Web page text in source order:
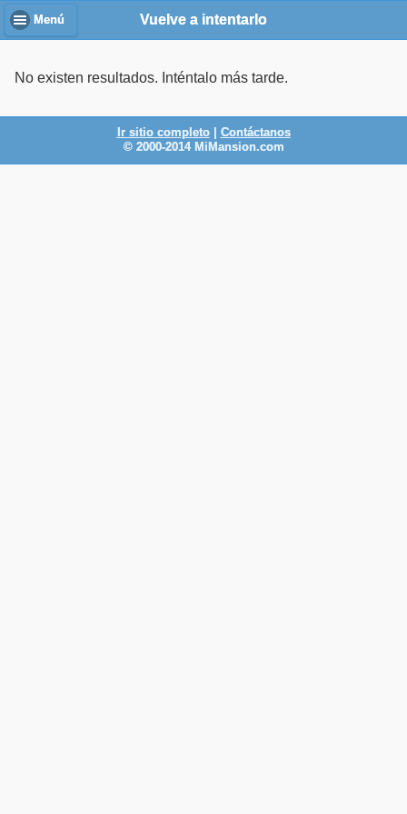
Menú Vuelve a intentarlo
No existen resultados. Inténtalo más tarde.
Ir sitio completo| Contáctanos
© 2000-2014 MiMansion.com